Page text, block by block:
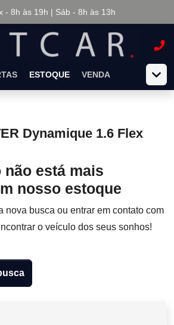
- 8h às 19h | Sáb - 8h às 13h
ESTOQUE VENDA
Dynamique 1.6 Flex
está mais
nosso estoque
nova busca ou entrar em contato com
o veículo dos seus sonhos!